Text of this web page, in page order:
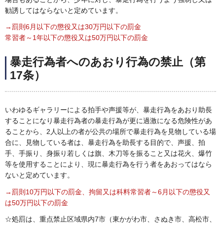
勧誘してはならないと定めています。
→罰則6月以下の懲役又は30万円以下の罰金
常習者～1年以下の懲役又は50万円以下の罰金
暴走行為者へのあおり行為の禁止（第
17条）
いわゆるギャラリーによる拍手や声援等が、暴走行為をあおり助長
することになり暴走行為者の暴走行為が更に過激になる危険性があ
ることから、2人以上の者が公共の場所で暴走行為を見物している場
合に、見物している者は、暴走行為を助長する目的で、声援、拍
手、手振り、身振り若しくは旗、木刀等を振ること又は花火、爆竹
等を使用することにより、現に暴走行為を行う者をあおってはなら
ないと定めています。
→罰則10万円以下の罰金、拘留又は科料常習者～6月以下の懲役又
は50万円以下の罰金
☆処罰は、重点禁止区域県内7市（東かがわ市、さぬき市、高松市、